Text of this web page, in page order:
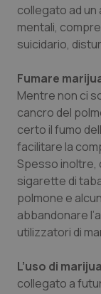
collegato ad un
mentali,
suicidario,
Fumare
Mentre non ci
cancro del
certo il fumo
facilitare la
Spesso inoltre,
sigarette di
polmone e
abbandonare
utilizzatori di
L’uso di
collegato a